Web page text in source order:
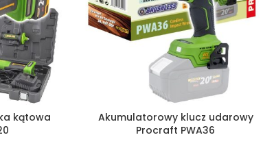
kątowa
Akumulatorowy klucz udarowy
Procraft PWA36